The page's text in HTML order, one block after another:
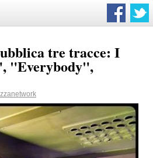
tre tracce: I
"Everybody",